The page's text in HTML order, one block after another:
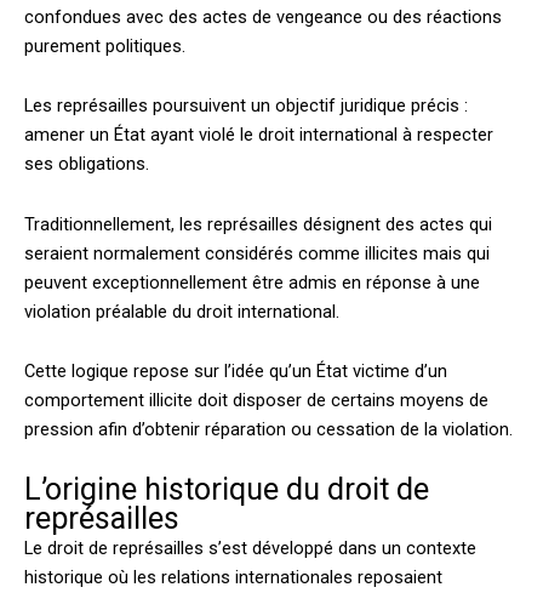
confondues avec des actes de vengeance ou des réactions
purement politiques.
Les représailles poursuivent un objectif juridique précis :
amener un État ayant violé le droit international à respecter
ses obligations.
Traditionnellement, les représailles désignent des actes qui
seraient normalement considérés comme illicites mais qui
peuvent exceptionnellement être admis en réponse à une
violation préalable du droit international.
Cette logique repose sur l’idée qu’un État victime d’un
comportement illicite doit disposer de certains moyens de
pression afin d’obtenir réparation ou cessation de la violation.
L’origine historique du droit de
représailles
Le droit de représailles s’est développé dans un contexte
historique où les relations internationales reposaient